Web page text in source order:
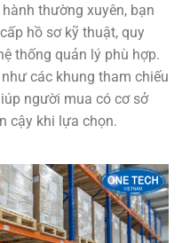
thường xuyên, bạn
hồ sơ kỹ thuật, quy
thống quản lý phù hợp.
các khung tham chiếu
người mua có cơ sở
cậy khi lựa chọn.